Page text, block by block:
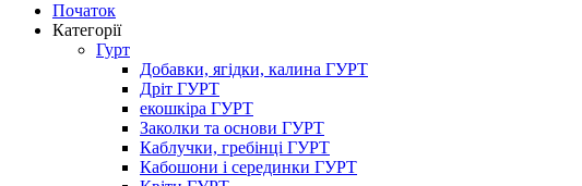
Початок
Категорії
Гурт
Добавки, ягідки, калина ГУРТ
Дріт ГУРТ
екошкіра ГУРТ
Заколки та основи ГУРТ
Каблучки, гребінці ГУРТ
Кабошони і серединки ГУРТ